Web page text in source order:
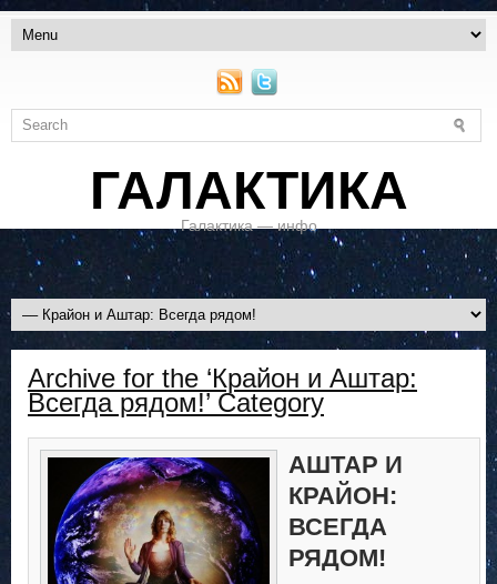
ГАЛАКТИКА
Галактика — инфо
Archive for the ‘Крайон и Аштар:
Всегда рядом!’ Category
АШТАР И
КРАЙОН:
ВСЕГДА
РЯДОМ!